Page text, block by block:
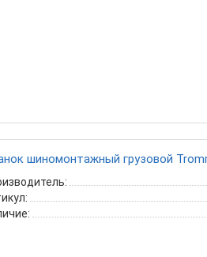
шиномонтажный грузовой